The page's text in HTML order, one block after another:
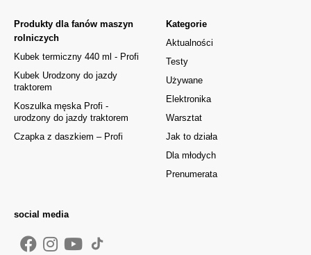
Kategorie
Aktualności
Testy
Używane
Elektronika
Warsztat
Jak to działa
Dla młodych
Prenumerata
Produkty dla fanów maszyn
rolniczych
Kubek termiczny 440 ml - Profi
Kubek Urodzony do jazdy
traktorem
Koszulka męska Profi -
urodzony do jazdy traktorem
Czapka z daszkiem – Profi
social media